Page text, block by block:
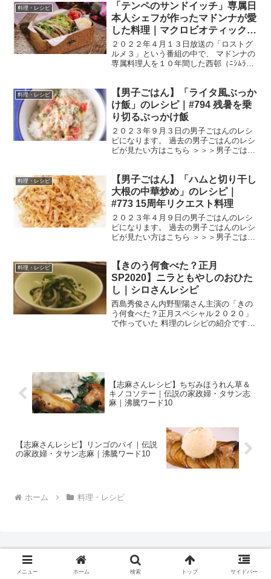
典：） 材料 エビ １２尾 ヤングコーン
（５分くらい茹で...
料理・レシピ
「テンペのサンドイッチ」専属日
本人シェフが作ったマドンナが愛
した料理｜マクロビオティック
【ロストグルメ３】
２０２２年４月１３日放送の「ロストグ
ルメ３」という番組の中で、 マドンナの
専属料理人を１０年間した西邨（ﾆｼﾑﾗ）
組HPを見てみると２０２１年１０月９日
放送のようで、...
料理・レシピ
【男子ごはん】「ライタ風ぶっか
け飯」のレシピ｜#794 残暑を乗
り切るぶっかけ飯
２０２３年９月３日の男子ごはんのレシ
ピになります。 過去の男子ごはんのレシ
ピが見たい方はこちら ＞＞＞男子ごはん
ルトサラダです。 （出典：） 材料 ごは
ん ２人分 ...
料理・レシピ
【男子ごはん】「ハムと切り干し
大根の中華炒め」のレシピ｜
#773 15周年リクエスト料理
２０２３年４月９日の男子ごはんのレシ
ピになります。 過去の男子ごはんのレシ
ピが見たい方はこちら ＞＞＞男子ごはん
干し大根 ３０g ハム ５０g にんに
く １片 ポ...
料理・レシピ
【きのう何食べた？正月
SP2020】ニラともやしのおひた
し｜シロさんレシピ
西島秀俊さん内野聖陽さん主演の「きの
う何食べた？正月スペシャル２０２０」
で作っていた 料理のレシピの紹介です。
【志麻さんレシピ】ちぢみほうれん草＆
キノコソテー｜伝説の家政婦・タサン志
麻｜沸騰ワード10
【志麻さんレシピ】リンゴのパイ｜伝説
の家政婦・タサン志麻｜沸騰ワード10
ホーム 料理・レシピ
メニュー ホーム 検索 トップ サイドバー